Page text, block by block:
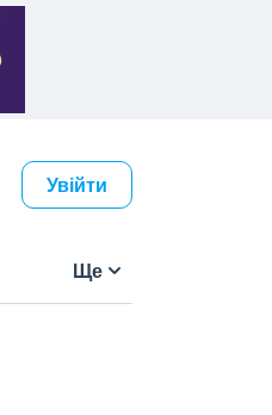
Увійти
Ще